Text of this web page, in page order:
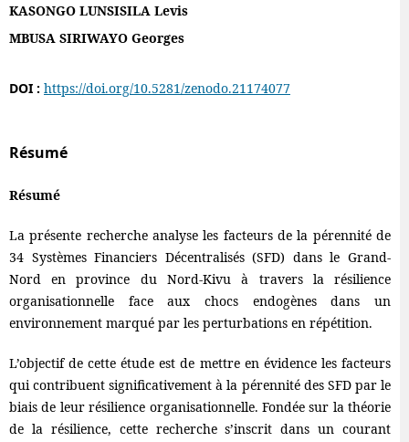
KASONGO LUNSISILA Levis
MBUSA SIRIWAYO Georges
DOI : https://doi.org/10.5281/zenodo.21174077
Résumé
Résumé
La présente recherche analyse les facteurs de la pérennité de
34 Systèmes Financiers Décentralisés (SFD) dans le Grand-
Nord en province du Nord-Kivu à travers la résilience
organisationnelle face aux chocs endogènes dans un
environnement marqué par les perturbations en répétition.
L’objectif de cette étude est de mettre en évidence les facteurs
qui contribuent significativement à la pérennité des SFD par le
biais de leur résilience organisationnelle. Fondée sur la théorie
de la résilience, cette recherche s’inscrit dans un courant